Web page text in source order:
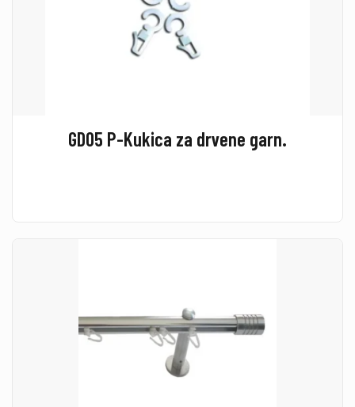
GD05 P-Kukica za drvene garn.